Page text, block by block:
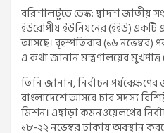
বরিশালটুডে ডেস্ক: দ্বাদশ জাতীয়
ইউরোপীয় ইউনিয়নের (ইইউ) একটি
আসছে। বৃহস্পতিবার (১৬ নভেম্বর)
এ কথা জানান মন্ত্রণালয়ের মুখপাত্র
তিনি জানান, নির্বাচন
বাংলাদেশে আসবে চার সদস্য
মিশন। এছাড়া কমনওয়েলথের
১৮-২২ নভেম্বর ঢাকায় অবস্থান